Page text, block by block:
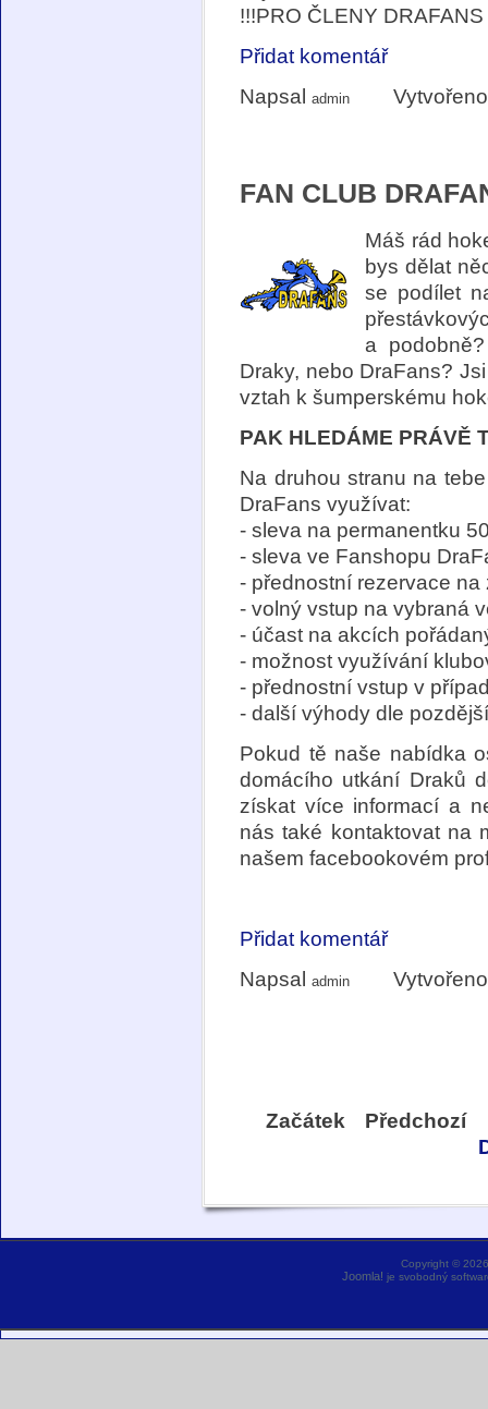
!!!PRO ČLENY
Přidat komentář
Napsaladmin
FAN CLUB
Máš rád
bys dělat
se podílet
a
Draky, nebo DraFans?
vztah k šumperskému
PAK HLEDÁME PRÁVĚ
Na druhou stranu na
DraFans využívat:
- sleva na permanentku
- sleva ve Fanshopu
- přednostní rezervace
- volný vstup na vybraná
- účast na akcích
- možnost využívání
- přednostní vstup v
- další výhody dle
Pokud tě naše nabídka
domácího utkání Draků
získat více informací a
nás také kontaktovat na
našem facebookovém
Přidat komentář
Napsaladmin
Začátek
Předchozí
Copyright ©
Joomla! je svobodný